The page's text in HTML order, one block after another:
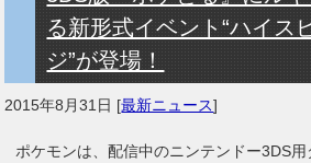
る新形式イベント“ハイス
ジ”が登場！
2015年8月31日 [最新ニュース]
ポケモンは、配信中のニンテンドー3DS